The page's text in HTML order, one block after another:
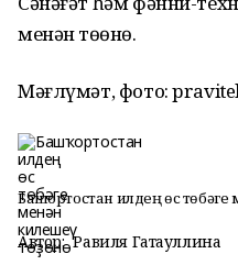
менән төҙөнө.
Мәғлүмәт, фото:
Башҡортостан илдең өс
Автор: Равиля Гатауллина